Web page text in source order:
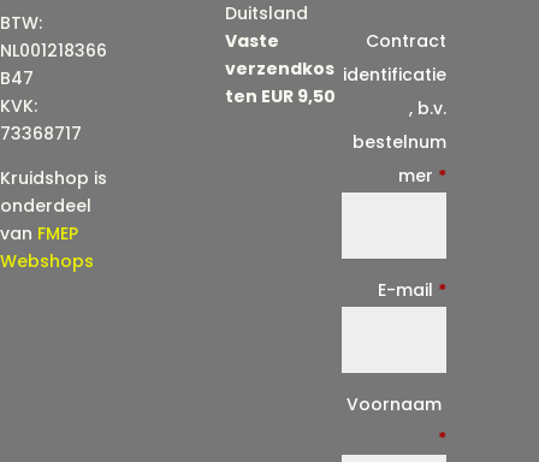
BTW:
NL001218366
B47
KVK:
73368717
Kruidshop is
onderdeel
van FMEP
Webshops
Duitsland
Vaste
verzendkos
ten EUR 9,50
Contract
identificatie
, b.v.
bestelnum
mer *
E-mail *
Voornaam
*